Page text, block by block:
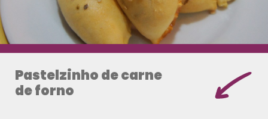
Pastelzinho de carne
de forno